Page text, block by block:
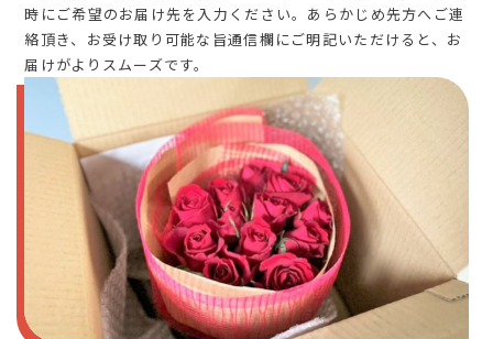
時にご希望のお届け先を入力ください。あらかじめ先方へご連
絡頂き、お受け取り可能な旨通信欄にご明記いただけると、お
届けがよりスムーズです。